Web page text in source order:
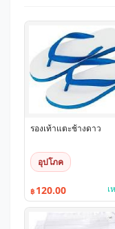
รองเท้าแตะช้างดาว
อุปโภค
฿ 120.00 เ